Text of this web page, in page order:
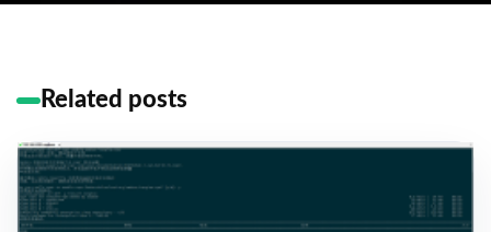
Related posts